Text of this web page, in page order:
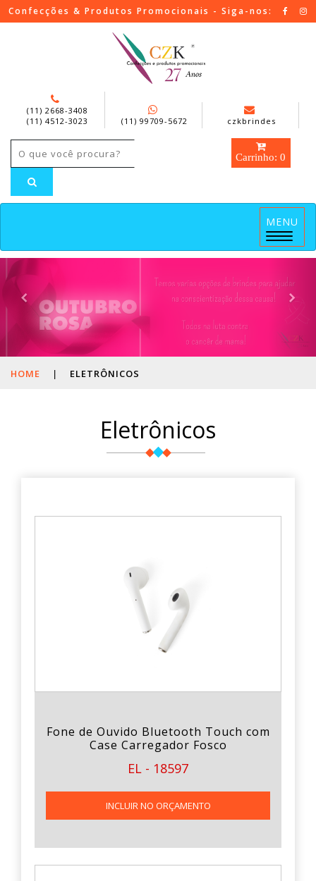
Confecções & Produtos Promocionais - Siga-nos:
(11) 2668-3408
(11) 4512-3023
(11) 99709-5672 czkbrindes
Carrinho: 0
MENU
Menu
HOME | ELETRÔNICOS
Eletrônicos
Fone de Ouvido Bluetooth Touch com
Case Carregador Fosco
EL - 18597
INCLUIR NO ORÇAMENTO